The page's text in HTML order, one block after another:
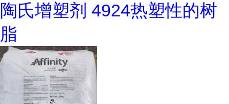
陶氏增塑剂 4924热塑性的树
脂